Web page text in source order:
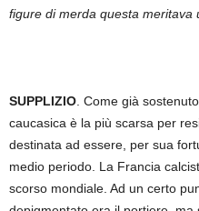
figure di merda questa meritava
SUPPLIZIO . Come già
caucasica è la più scarsa per
destinata ad essere, per sua
medio periodo. La Francia
scorso mondiale. Ad un certo